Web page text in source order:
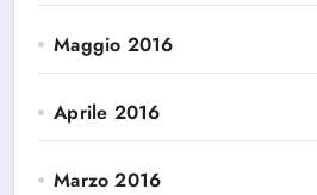
Maggio 2016
Aprile 2016
Marzo 2016